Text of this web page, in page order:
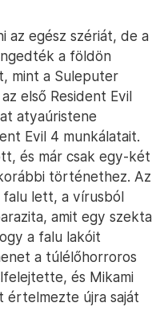
az egész szériát, de a
a földön
mint a Suleputer
első Resident Evil
atyaúristene
Evil 4 munkálatait.
és már csak egy-két
történethez. Az
falu lett, a vírusból
amit egy szekta
a falu lakóit
a túlélőhorroros
és Mikami
értelmezte újra saját